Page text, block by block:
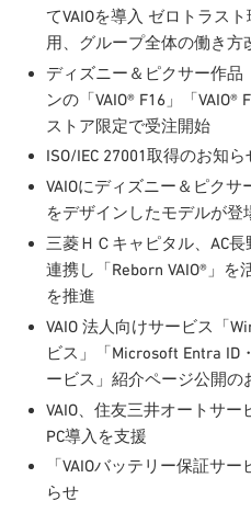
てVAIOを導入 ゼロトラス
用、グループ全体の働き方
ディズニー＆ピクサー作品
ンの「VAIO® F16」「
ストア限定で受注開始
ISO/IEC 27001取得のお知ら
VAIOにディズニー＆ピクサ
をデザインしたモデルが登
三菱ＨＣキャピタル、AC
連携し「Reborn VAIO®」
を推進
VAIO 法人向けサービス「
ビス」「Microsoft Entra ID
ービス」紹介ページ公開の
VAIO、住友三井オートサ
PC導入を支援
「VAIOバッテリー保証サ
らせ